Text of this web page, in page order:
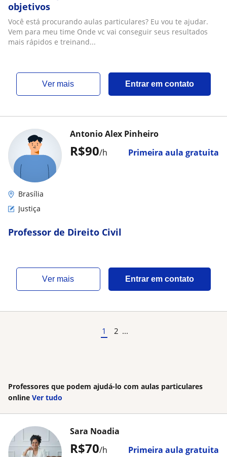
objetivos
Você está procurando aulas particulares? Eu vou te ajudar.
Vem para meu time Onde vc vai conseguir seus resultados
mais rápidos e treinand...
ver mais Entrar em contato
R$90/h Primeira aula gratuita
Antonio Alex Pinheiro
Brasília
Justiça
Professor de Direito Civil
ver mais Entrar em contato
1 2 ...
Professores que podem ajudá-lo com aulas particulares
online Ver tudo
R$70/h Primeira aula gratuita
Sara Noadia